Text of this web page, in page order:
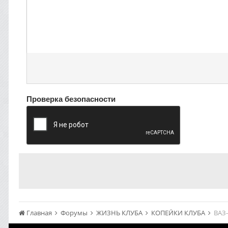
Проверка безопасности
Главная Форумы ЖИЗНЬ КЛУБА КОПЕЙКИ КЛУБА